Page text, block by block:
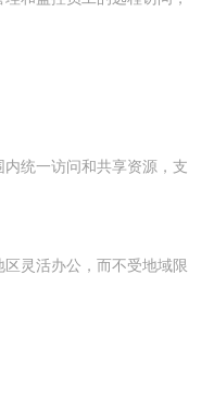
统一访问和共享资源，支
灵活办公，而不受地域限